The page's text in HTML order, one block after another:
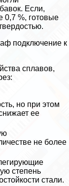
Если,
0,7 %, готовые
подключение к
сплавов,
но при этом
ее
не более
степень
стали.